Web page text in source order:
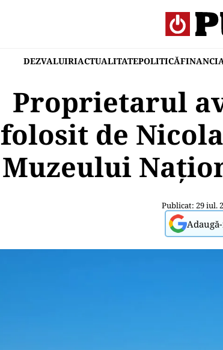
DEZVALUIRIACTUALITATEPOLITICĂ
Proprietarul
folosit de
Muzeului
Publicat: 29 iul.